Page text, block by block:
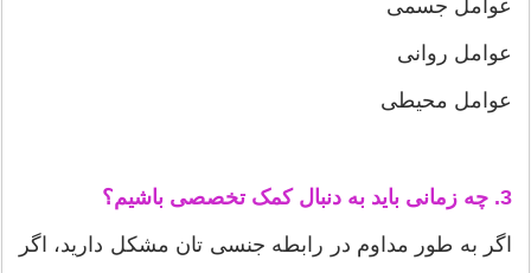
عوامل جسمی
عوامل روانی
عوامل محیطی
3. چه زمانی باید به دنبال کمک تخصصی باشیم؟
اگر به طور مداوم در رابطه جنسی تان مشکل دارید، اگر